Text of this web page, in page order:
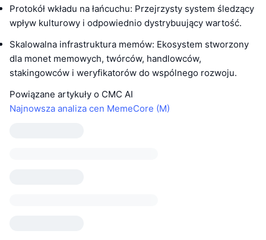
Protokół wkładu na łańcuchu: Przejrzysty system śledzący
wpływ kulturowy i odpowiednio dystrybuujący wartość.
Skalowalna infrastruktura memów: Ekosystem stworzony
dla monet memowych, twórców, handlowców,
stakingowców i weryfikatorów do wspólnego rozwoju.
Powiązane artykuły o CMC AI
Najnowsza analiza cen MemeCore (M)